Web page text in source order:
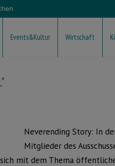
Events&Kultur Wirtschaft
Neverending Story: In
Mitglieder des
mit dem Thema